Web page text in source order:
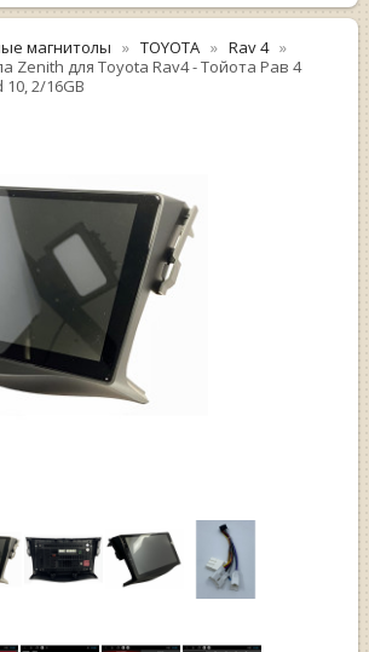
магнитолы TOYOTA
Rav 4
Zenith для Toyota Rav4 - Тойота Рав 4
10, 2/16GB